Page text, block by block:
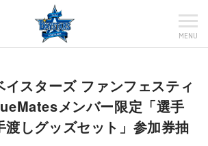
MENU
イスターズ ファンフェスティ
メンバー限定「選手
渡しグッズセット」参加券抽